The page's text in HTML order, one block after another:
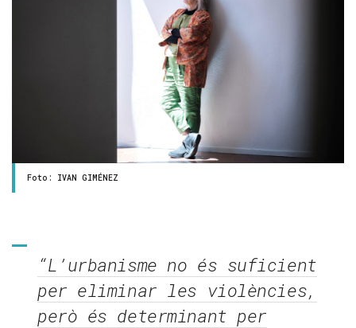
Foto: IVAN GIMÉNEZ
“L’urbanisme no és suficient
per eliminar les violències,
però és determinant per